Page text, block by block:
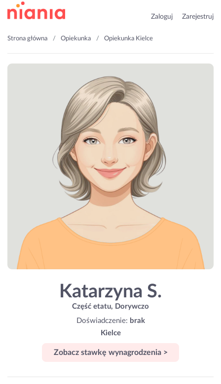
Zaloguj Zarejestruj
Strona główna Opiekunka Opiekunka Kielce
Katarzyna S.
Część etatu, Dorywczo
Doświadczenie: brak
Kielce
Zobacz stawkę wynagrodzenia >